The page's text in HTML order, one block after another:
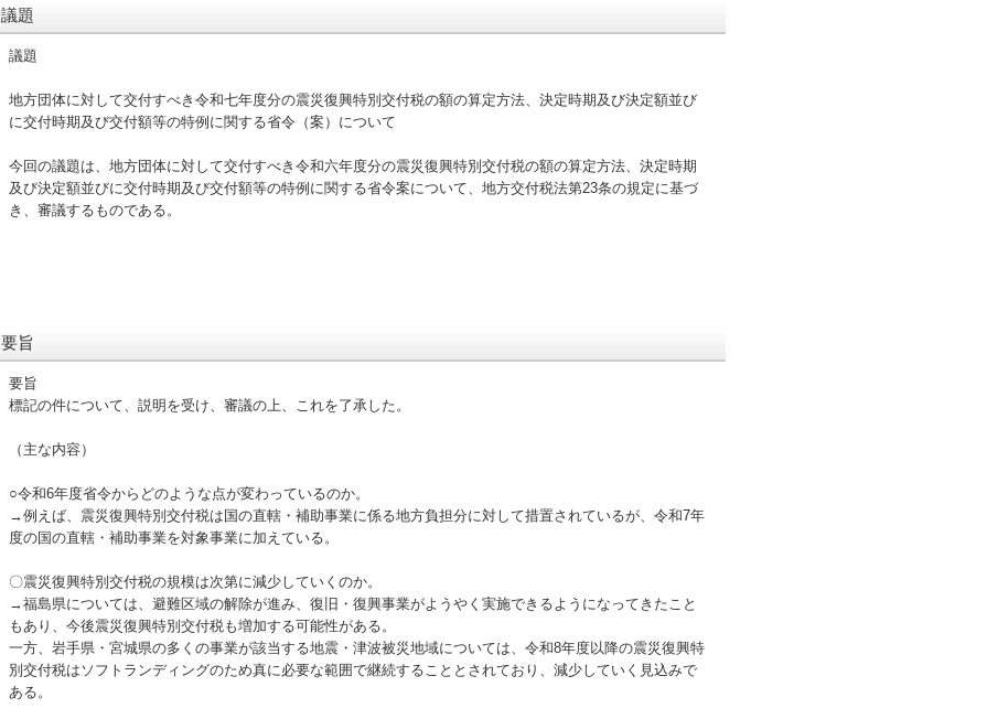
議題
議題
地方団体に対して交付すべき令和七年度分の震災復興特別交付税の額の算定方法、決定時期及び決定額並び
に交付時期及び交付額等の特例に関する省令（案）について
今回の議題は、地方団体に対して交付すべき令和六年度分の震災復興特別交付税の額の算定方法、決定時期
及び決定額並びに交付時期及び交付額等の特例に関する省令案について、地方交付税法第23条の規定に基づ
き、審議するものである。
要旨
要旨
標記の件について、説明を受け、審議の上、これを了承した。
（主な内容）
○令和6年度省令からどのような点が変わっているのか。
→例えば、震災復興特別交付税は国の直轄・補助事業に係る地方負担分に対して措置されているが、令和7年
度の国の直轄・補助事業を対象事業に加えている。
〇震災復興特別交付税の規模は次第に減少していくのか。
→福島県については、避難区域の解除が進み、復旧・復興事業がようやく実施できるようになってきたこと
もあり、今後震災復興特別交付税も増加する可能性がある。
一方、岩手県・宮城県の多くの事業が該当する地震・津波被災地域については、令和8年度以降の震災復興特
別交付税はソフトランディングのため真に必要な範囲で継続することとされており、減少していく見込みで
ある。